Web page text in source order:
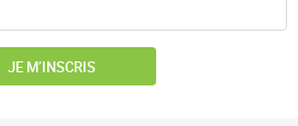
JE M’INSCRIS